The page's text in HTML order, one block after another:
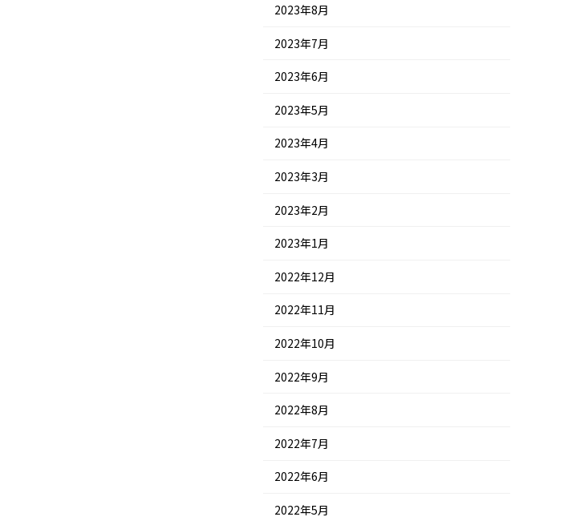
2023年8月
2023年7月
2023年6月
2023年5月
2023年4月
2023年3月
2023年2月
2023年1月
2022年12月
2022年11月
2022年10月
2022年9月
2022年8月
2022年7月
2022年6月
2022年5月